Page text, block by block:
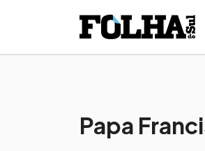
Papa